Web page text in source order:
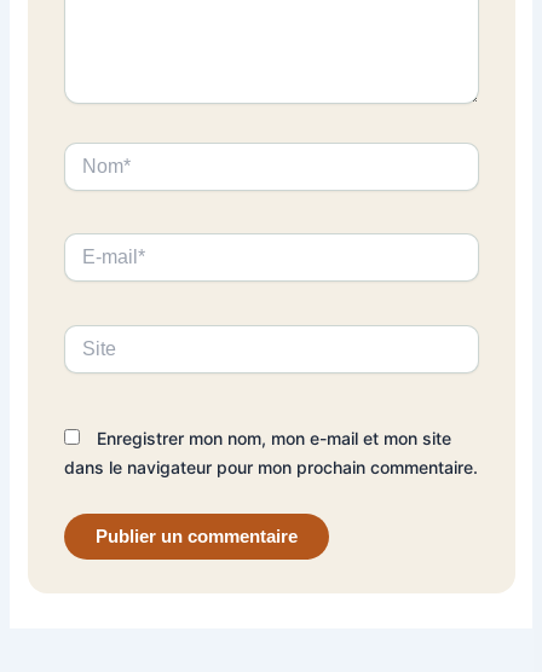
Nom*
E-
mail*
Site
Enregistrer mon nom, mon e-mail et mon site
dans le navigateur pour mon prochain commentaire.